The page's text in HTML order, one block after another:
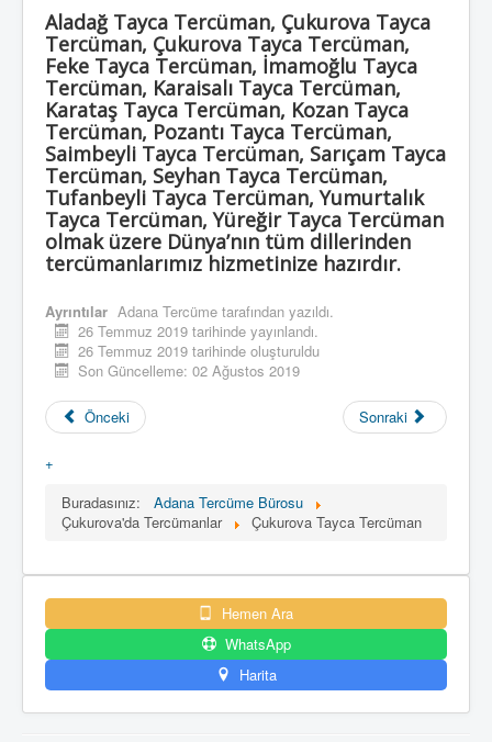
Aladağ Tayca Tercüman, Çukurova Tayca
Tercüman, Çukurova Tayca Tercüman,
Feke Tayca Tercüman, İmamoğlu Tayca
Tercüman, Karaisalı Tayca Tercüman,
Karataş Tayca Tercüman, Kozan Tayca
Tercüman, Pozantı Tayca Tercüman,
Saimbeyli Tayca Tercüman, Sarıçam Tayca
Tercüman, Seyhan Tayca Tercüman,
Tufanbeyli Tayca Tercüman, Yumurtalık
Tayca Tercüman, Yüreğir Tayca Tercüman
olmak üzere Dünya’nın tüm dillerinden
tercümanlarımız hizmetinize hazırdır.
Ayrıntılar Adana Tercüme tarafından yazıldı.
26 Temmuz 2019 tarihinde yayınlandı.
26 Temmuz 2019 tarihinde oluşturuldu
Son Güncelleme: 02 Ağustos 2019
Önceki Sonraki
+
Buradasınız:
Adana Tercüme Bürosu
Çukurova'da Tercümanlar
Çukurova Tayca Tercüman
Hemen Ara
WhatsApp
Harita